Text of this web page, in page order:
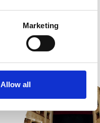
Marketing
Allow all